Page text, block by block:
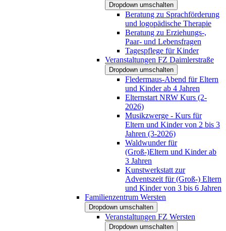
Dropdown umschalten
Beratung zu Sprachförderung
und logopädische Therapie
Beratung zu Erziehungs-,
Paar- und Lebensfragen
Tagespflege für Kinder
Veranstaltungen FZ Daimlerstraße
Dropdown umschalten
Fledermaus-Abend für Eltern
und Kinder ab 4 Jahren
Elternstart NRW Kurs (2-
2026)
Musikzwerge - Kurs für
Eltern und Kinder von 2 bis 3
Jahren (3-2026)
Waldwunder für
(Groß-)Eltern und Kinder ab
3 Jahren
Kunstwerkstatt zur
Adventszeit für (Groß-) Eltern
und Kinder von 3 bis 6 Jahren
Familienzentrum Wersten
Dropdown umschalten
Veranstaltungen FZ Wersten
Dropdown umschalten